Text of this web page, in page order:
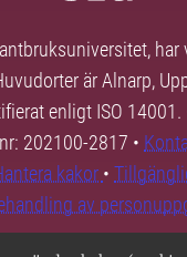
är Alnarp,
enligt ISO 14001.
202100-2817 •
kakor •
av